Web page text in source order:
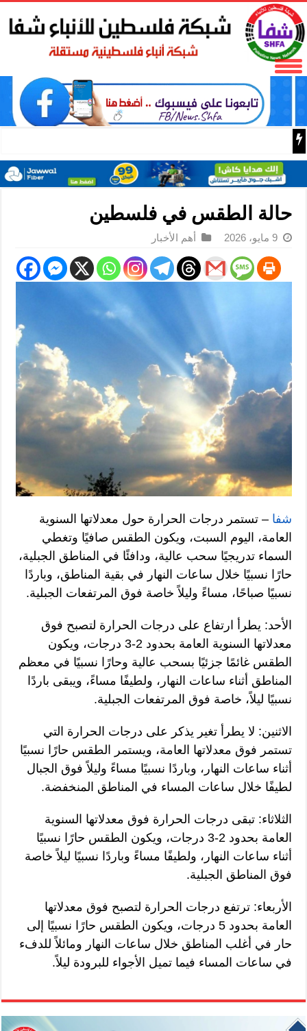
باسم الرئيس: وزير الداخلية زياد هب الريح يمنح العميد
حالة الطقس في فلسطين
9 مايو، 2026 أهم الأخبار
شفا – تستمر درجات الحرارة حول معدلاتها السنوية
العامة، اليوم السبت، ويكون الطقس صافيًا وتغطي
السماء تدريجيًا سحب عالية، ودافئًا في المناطق الجبلية،
حارًا نسبيًا خلال ساعات النهار في بقية المناطق، وباردًا
نسبيًا صباحًا، مساءً وليلاً خاصة فوق المرتفعات الجبلية.
الأحد: يطرأ ارتفاع على درجات الحرارة لتصبح فوق
معدلاتها السنوية العامة بحدود 2-3 درجات، ويكون
الطقس غائمًا جزئيًا بسحب عالية وحارًا نسبيًا في معظم
المناطق أثناء ساعات النهار، ولطيفًا مساءً، ويبقى باردًا
نسبيًا ليلاً، خاصة فوق المرتفعات الجبلية.
الاثنين: لا يطرأ تغير يذكر على درجات الحرارة التي
تستمر فوق معدلاتها العامة، ويستمر الطقس حارًا نسبيًا
أثناء ساعات النهار، وباردًا نسبيًا مساءً وليلاً فوق الجبال
لطيفًا خلال ساعات المساء في المناطق المنخفضة.
الثلاثاء: تبقى درجات الحرارة فوق معدلاتها السنوية
العامة بحدود 2-3 درجات، ويكون الطقس حارًا نسبيًا
أثناء ساعات النهار، ولطيفًا مساءً وباردًا نسبيًا ليلاً خاصة
فوق المناطق الجبلية.
الأربعاء: ترتفع درجات الحرارة لتصبح فوق معدلاتها
العامة بحدود 5 درجات، ويكون الطقس حارًا نسبيًا إلى
حار في أغلب المناطق خلال ساعات النهار ومائلاً للدفء
في ساعات المساء فيما تميل الأجواء للبرودة ليلاً.